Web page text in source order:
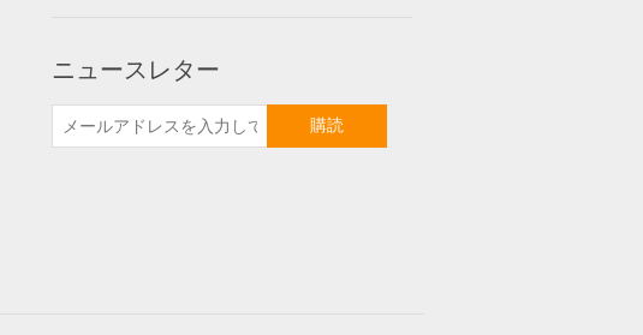
ニュースレター
購読